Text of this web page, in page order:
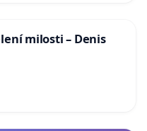
milosti – Denis